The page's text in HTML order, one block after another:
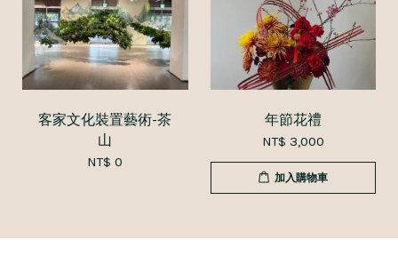
客家文化裝置藝術-茶
山
NT$ 0
年節花禮
NT$ 3,000
加入購物車